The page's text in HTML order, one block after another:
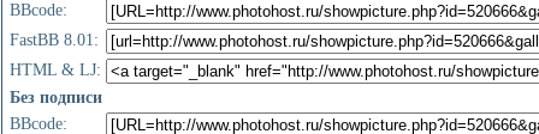
BBcode:
FastBB 8.01:
HTML & LJ:
Без подписи
BBcode: